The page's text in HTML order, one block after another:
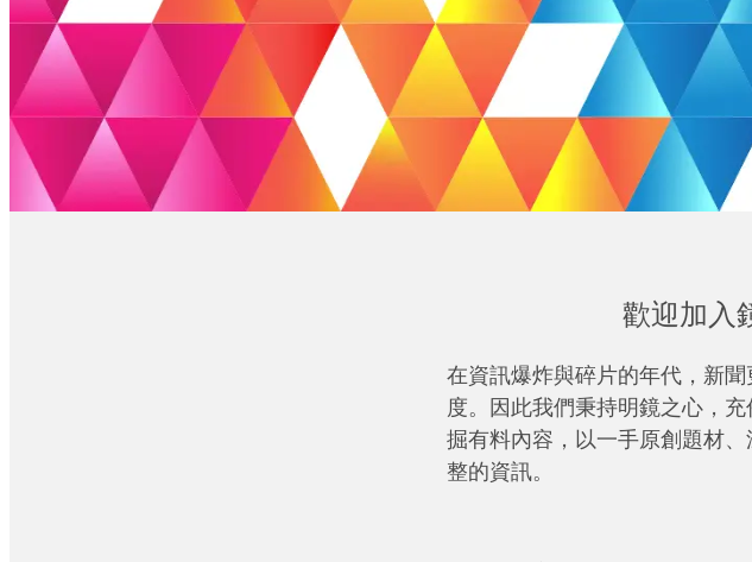
歡迎加入
在資訊爆炸與碎片的年代，新
度。因此我們秉持明鏡之心，
掘有料內容，以一手原創題材
整的資訊。